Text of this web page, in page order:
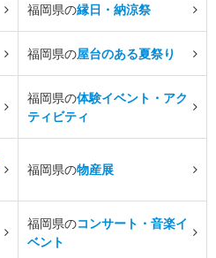
福岡県の縁日・納涼祭
福岡県の屋台のある夏祭り
福岡県の体験イベント・アク
ティビティ
福岡県の物産展
福岡県のコンサート・音楽イ
ベント